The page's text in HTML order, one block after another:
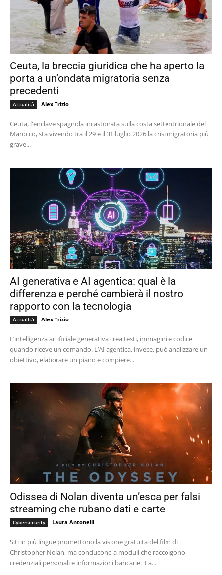
Ceuta, la breccia giuridica che ha aperto la
porta a un’ondata migratoria senza
precedenti
Attualità Alex Trizio
Ceuta, l'enclave spagnola incastonata sulla costa settentrionale del
Marocco, sta vivendo tra il 29 e il 31 luglio 2026 la crisi migratoria più
grave...
AI generativa e AI agentica: qual è la
differenza e perché cambierà il nostro
rapporto con la tecnologia
Attualità Alex Trizio
L’intelligenza artificiale generativa crea testi, immagini e codice
quando riceve un comando. L’AI agentica, invece, può analizzare un
obiettivo, elaborare un piano e compiere...
Odissea di Nolan diventa un’esca per falsi
streaming che rubano dati e carte
Cybersecurity Laura Antonelli
Siti in più lingue promettono la visione gratuita del film di
Christopher Nolan, ma conducono a moduli che raccolgono
credenziali personali e informazioni bancarie. La...